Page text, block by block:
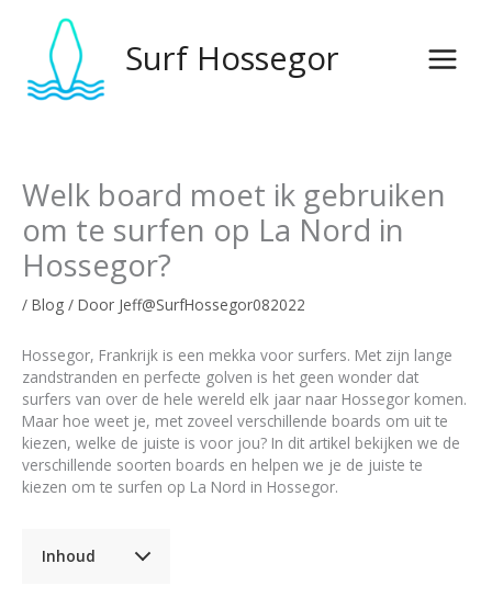
Surf Hossegor
Welk board moet ik gebruiken
om te surfen op La Nord in
Hossegor?
/ Blog / Door Jeff@SurfHossegor082022
Hossegor, Frankrijk is een mekka voor surfers. Met zijn lange
zandstranden en perfecte golven is het geen wonder dat
surfers van over de hele wereld elk jaar naar Hossegor komen.
Maar hoe weet je, met zoveel verschillende boards om uit te
kiezen, welke de juiste is voor jou? In dit artikel bekijken we de
verschillende soorten boards en helpen we je de juiste te
kiezen om te surfen op La Nord in Hossegor.
Inhoud